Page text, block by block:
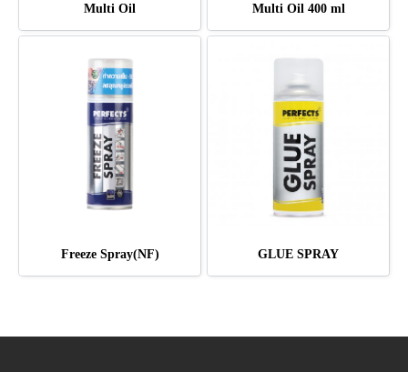
Multi Oil Multi Oil 400 ml
Freeze Spray(NF) GLUE SPRAY